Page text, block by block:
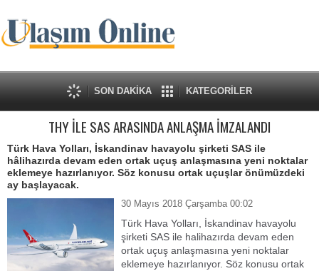
SON DAKİKA KATEGORİLER
THY İLE SAS ARASINDA ANLAŞMA İMZALANDI
Türk Hava Yolları, İskandinav havayolu şirketi SAS ile
hâlihazırda devam eden ortak uçuş anlaşmasına yeni noktalar
eklemeye hazırlanıyor. Söz konusu ortak uçuşlar önümüzdeki
ay başlayacak.
30 Mayıs 2018 Çarşamba 00:02
Türk Hava Yolları, İskandinav havayolu
şirketi SAS ile halihazırda devam eden
ortak uçuş anlaşmasına yeni noktalar
eklemeye hazırlanıyor. Söz konusu ortak